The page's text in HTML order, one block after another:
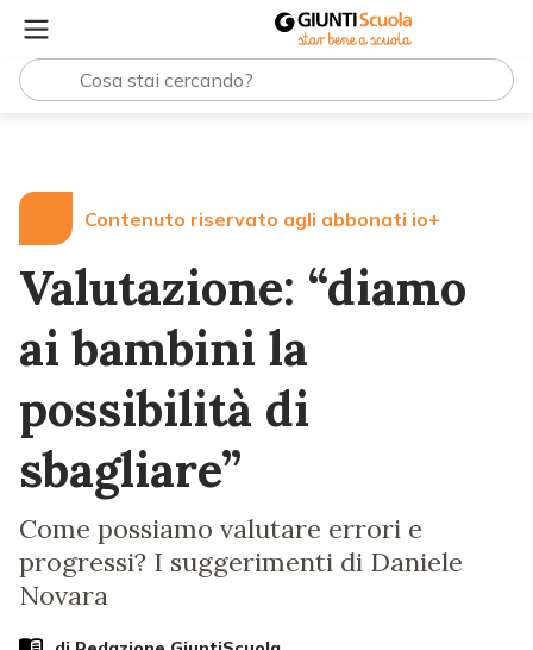
Contenuto riservato agli abbonati io+
Valutazione: “diamo
ai bambini la
possibilità di
sbagliare”
Come possiamo valutare errori e
progressi? I suggerimenti di Daniele
Novara